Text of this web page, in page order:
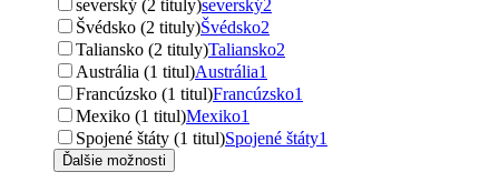
severský (2 tituly)severský2
Švédsko (2 tituly)Švédsko2
Taliansko (2 tituly)Taliansko2
Austrália (1 titul)Austrália1
Francúzsko (1 titul)Francúzsko1
Mexiko (1 titul)Mexiko1
Spojené štáty (1 titul)Spojené štáty1
Ďalšie možnosti